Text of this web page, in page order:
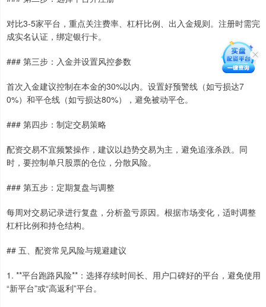
对比3-5家平台，重点关注费率、杠杆比例、出入金规则。注册时需完
成实名认证，绑定银行卡。
### 第三步：入金并设置风控参数
首次入金建议控制在本金的30%以内。设置好预警线（如亏损达7
0%）和平仓线（如亏损达80%），避免被动平仓。
### 第四步：制定交易策略
配资交易不宜频繁操作，建议以趋势交易为主，避免追涨杀跌。同
时，要控制单只股票的仓位，分散风险。
### 第五步：定期复盘与调整
每周对交易记录进行复盘，分析盈亏原因。根据市场变化，适时调整
杠杆比例和持仓结构。
## 五、配资常见风险与规避建议
1. **平台跑路风险**：选择存续时间长、用户口碑好的平台，避免使用
“新平台”或“高返利”平台。